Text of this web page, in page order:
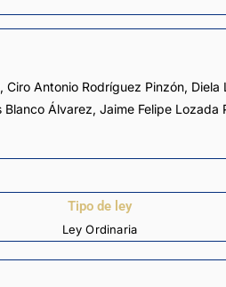
, Ciro Antonio Rodríguez Pinzón, Diela
Blanco Álvarez, Jaime Felipe Lozada
Tipo de ley
Ley Ordinaria